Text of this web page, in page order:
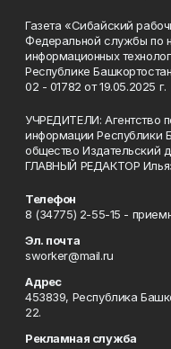
Газета «Сибайский
Федеральной службы по
информационных
Республике
02 - 01782 от 19.05.2025 г.
УЧРЕДИТЕЛИ: Агентство
информации Республики
общество Издательский
ГЛАВНЫЙ РЕДАКТОР
Телефон
8 (34775) 2-55-15 -
Эл. почта
sworker@mail.ru
Адрес
453839, Республика
22.
Рекламная служба